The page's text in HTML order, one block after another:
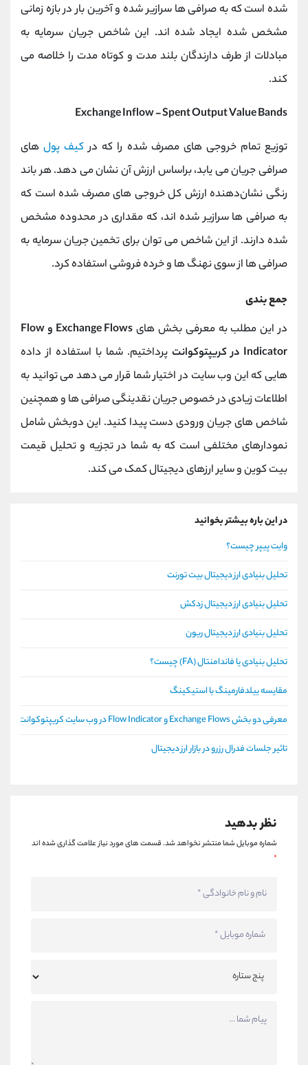
شده است که به صرافی ها سرازیر شده و آخرین بار در بازه زمانی
مشخص شده ایجاد شده اند. این شاخص جریان سرمایه به
مبادلات از طرف دارندگان بلند مدت و کوتاه مدت را خلاصه می
کند.
Exchange Inflow - Spent Output Value Bands
توزیع تمام خروجی های مصرف شده را که درکیف پولهای
صرافی جریان می یابد، براساس ارزش آن نشان می دهد. هر باند
رنگی نشان‌دهنده ارزش کل خروجی‌ های مصرف‌ شده است که
به صرافی‌ ها سرازیر شده ‌اند، که مقداری در محدوده مشخص
شده دارند. از این شاخص می توان برای تخمین جریان سرمایه به
صرافی ها از سوی نهنگ ها و خرده فروشی استفاده کرد.
جمع بندی
در این مطلب به معرفی بخش های
Exchange Flows و Flow
Indicator در کریپتوکوانت
پرداختیم. شما با استفاده از داده
هایی که این وب سایت در اختیار شما قرار می دهد می توانید به
اطلاعات زیادی در خصوص جریان نقدینگی صرافی ها و همچنین
شاخص های جریان ورودی دست پیدا کنید. این دوبخش شامل
نمودارهای مختلفی است که به شما در تجزیه و تحلیل قیمت
بیت کوین و سایر ارزهای دیجیتال کمک می کند.
در این باره بیشتر بخوانید
وایت پیپر چیست؟
تحلیل بنیادی ارز دیجیتال بیت تورنت
تحلیل بنیادی ارز دیجیتال زدکش
تحلیل بنیادی ارز دیجیتال ریون
تحلیل بنیادی یا فاندامنتال (FA) چیست؟
مقایسه ییلدفارمینگ با استیکینگ
معرفی دو بخش Exchange Flows و Flow Indicator در وب سایت کریپتوکوانت
تاثیر جلسات فدرال رزرو در بازار ارز دیجیتال
نظر بدهید
شماره موبایل شما منتشر نخواهد شد.قسمت های مورد نیاز علامت گذاری شده اند
*